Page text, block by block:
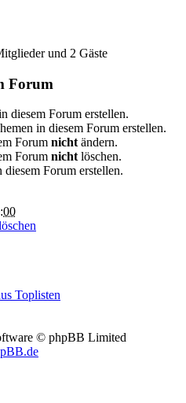
und 2 Gäste
Forum
diesem Forum erstellen.
in diesem Forum erstellen.
Forum nicht ändern.
Forum nicht löschen.
diesem Forum erstellen.
© phpBB Limited